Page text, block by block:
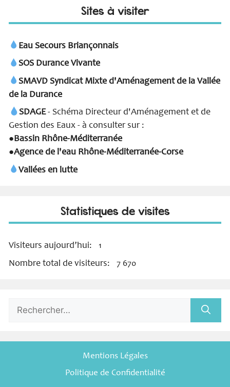
Sites à visiter
Eau Secours Briançonnais
SOS Durance Vivante
SMAVD Syndicat Mixte d'Aménagement de la Vallée
de la Durance
SDAGE- Schéma Directeur d'Aménagement et de
Gestion des Eaux - à consulter sur :
●Bassin Rhône-Méditerranée
●Agence de l'eau Rhône-Méditerranée-Corse
Vallées en lutte
Statistiques de visites
Visiteurs aujourd’hui: 1
Nombre total de visiteurs: 7 670
Rechercher :
Mentions Légales
Politique de Confidentialité